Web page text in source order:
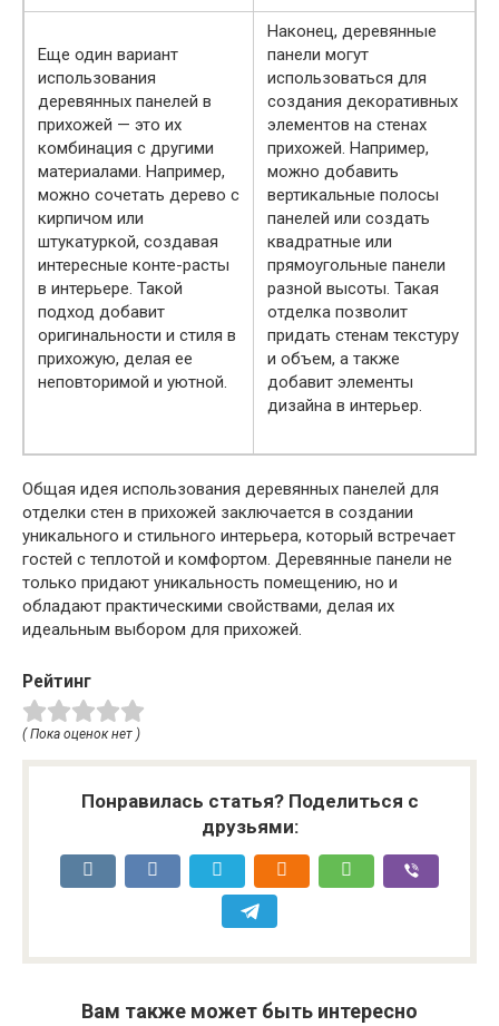
Еще один вариант
использования
деревянных панелей в
прихожей — это их
комбинация с другими
материалами. Например,
можно сочетать дерево с
кирпичом или
штукатуркой, создавая
интересные конте-расты
в интерьере. Такой
подход добавит
оригинальности и стиля в
прихожую, делая ее
неповторимой и уютной.
Наконец, деревянные
панели могут
использоваться для
создания декоративных
элементов на стенах
прихожей. Например,
можно добавить
вертикальные полосы
панелей или создать
квадратные или
прямоугольные панели
разной высоты. Такая
отделка позволит
придать стенам текстуру
и объем, а также
добавит элементы
дизайна в интерьер.
Общая идея использования деревянных панелей для
отделки стен в прихожей заключается в создании
уникального и стильного интерьера, который встречает
гостей с теплотой и комфортом. Деревянные панели не
только придают уникальность помещению, но и
обладают практическими свойствами, делая их
идеальным выбором для прихожей.
Рейтинг
( Пока оценок нет )
Понравилась статья? Поделиться с
друзьями:
Вам также может быть интересно